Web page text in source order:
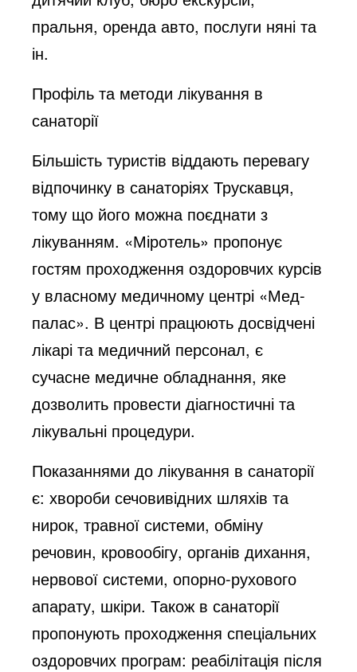
пральня, оренда авто, послуги няні та
ін.
Профіль та методи лікування в
санаторії
Більшість туристів віддають перевагу
відпочинку в санаторіях Трускавця,
тому що його можна поєднати з
лікуванням. «Міротель» пропонує
гостям проходження оздоровчих курсів
у власному медичному центрі «Мед-
палас». В центрі працюють досвідчені
лікарі та медичний персонал, є
сучасне медичне обладнання, яке
дозволить провести діагностичні та
лікувальні процедури.
Показаннями до лікування в санаторії
є: хвороби сечовивідних шляхів та
нирок, травної системи, обміну
речовин, кровообігу, органів дихання,
нервової системи, опорно-рухового
апарату, шкіри. Також в санаторії
пропонують проходження спеціальних
оздоровчих програм: реабілітація після